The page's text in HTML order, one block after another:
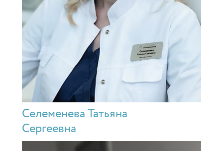
Селеменева Татьяна
Сергеевна